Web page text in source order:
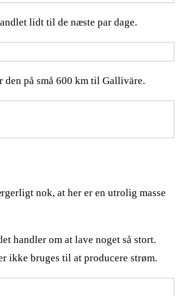
lidt til de næste par dage.
den på små 600 km til Galliväre.
nok, at her er en utrolig masse
handler om at lave noget så stort.
ikke bruges til at producere strøm.